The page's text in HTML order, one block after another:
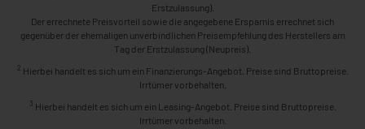
Erstzulassung).
Der errechnete Preisvorteil sowie die angegebene Ersparnis errechnet sich
gegenüber der ehemaligen unverbindlichen Preisempfehlung des Herstellers am
Tag der Erstzulassung (Neupreis).
2 Hierbei handelt es sich um ein Finanzierungs-Angebot. Preise sind Bruttopreise.
Irrtümer vorbehalten.
3 Hierbei handelt es sich um ein Leasing-Angebot. Preise sind Bruttopreise.
Irrtümer vorbehalten.